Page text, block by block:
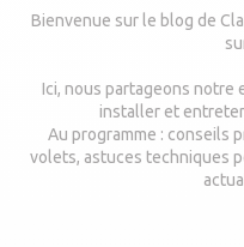
Bienvenue sur le blog de
Ici, nous partageons notre
installer et
Au programme : conseils
volets, astuces techniques